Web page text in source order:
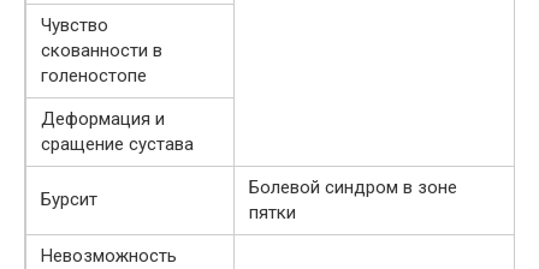
Чувство
скованности в
голеностопе
Деформация и
сращение сустава
Бурсит
Болевой синдром в зоне
пятки
Невозможность